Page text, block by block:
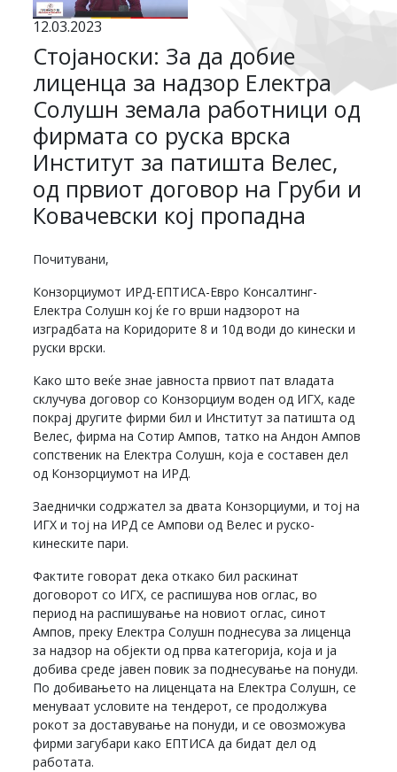
12.03.2023
Стојаноски: За да добие
лиценца за надзор Електра
Солушн земала работници од
фирмата со руска врска
Институт за патишта Велес,
од првиот договор на Груби и
Ковачевски кој пропадна
Почитувани,
Конзорциумот ИРД-ЕПТИСА-Евро Консалтинг-
Електра Солушн кој ќе го врши надзорот на
изградбата на Коридорите 8 и 10д води до кинески и
руски врски.
Како што веќе знае јавноста првиот пат владата
склучува договор со Конзорциум воден од ИГХ, каде
покрај другите фирми бил и Институт за патишта од
Велес, фирма на Сотир Ампов, татко на Андон Ампов
сопственик на Електра Солушн, која е составен дел
од Конзорциумот на ИРД.
Заеднички содржател за двата Конзорциуми, и тој на
ИГХ и тој на ИРД се Ампови од Велес и руско-
кинеските пари.
Фактите говорат дека откако бил раскинат
договорот со ИГХ, се распишува нов оглас, во
период на распишување на новиот оглас, синот
Ампов, преку Електра Солушн поднесува за лиценца
за надзор на објекти од прва категорија, која и ја
добива среде јавен повик за поднесување на понуди.
По добивањето на лиценцата на Електра Солушн, се
менуваат условите на тендерот, се продолжува
рокот за доставување на понуди, и се овозможува
фирми загубари како ЕПТИСА да бидат дел од
работата.